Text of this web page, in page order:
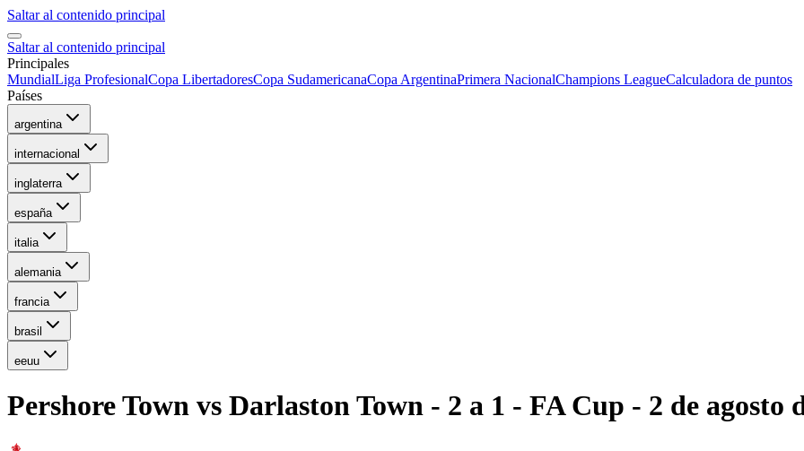
Saltar al contenido principal
Saltar al contenido principal
Principales
MundialLiga ProfesionalCopa LibertadoresCopa SudamericanaCopa ArgentinaPrimera NacionalChampions LeagueCalculadora de puntos
Países
argentina
internacional
inglaterra
españa
italia
alemania
francia
brasil
eeuu
Pershore Town vs Darlaston Town - 2 a 1 - FA Cup - 2 de agosto